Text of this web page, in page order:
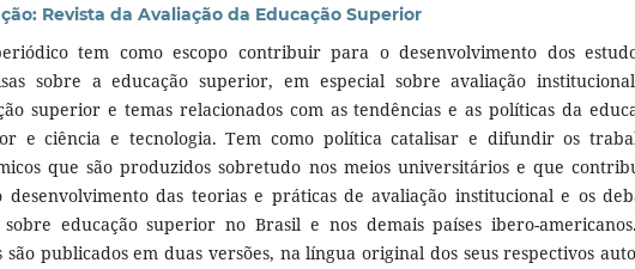
Revista da Avaliação da Educação Superior
tem como escopo contribuir para o desenvolvimento dos
sobre a educação superior, em especial sobre avaliação
superior e temas relacionados com as tendências e as políticas da
e ciência e tecnologia. Tem como política catalisar e difundir os
que são produzidos sobretudo nos meios universitários e que
desenvolvimento das teorias e práticas de avaliação institucional e os
sobre educação superior no Brasil e nos demais países ibero-
são publicados em duas versões, na língua original dos seus respectivos